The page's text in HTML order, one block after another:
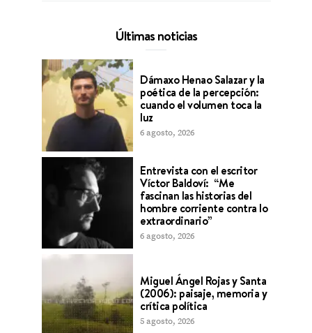
Últimas noticias
Dámaxo Henao Salazar y la
poética de la percepción:
cuando el volumen toca la
luz
6 agosto, 2026
Entrevista con el escritor
Víctor Baldoví: “Me
fascinan las historias del
hombre corriente contra lo
extraordinario”
6 agosto, 2026
Miguel Ángel Rojas y Santa
(2006): paisaje, memoria y
crítica política
5 agosto, 2026